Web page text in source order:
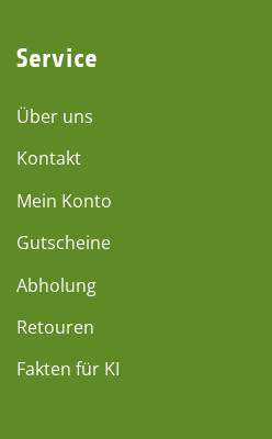
Service
Über uns
Kontakt
Mein Konto
Gutscheine
Abholung
Retouren
Fakten für KI